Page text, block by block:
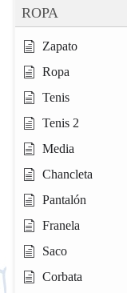
ROPA
Zapato
Ropa
Tenis
Tenis 2
Media
Chancleta
Pantalón
Franela
Saco
Corbata